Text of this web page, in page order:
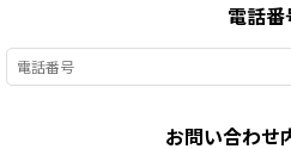
電話番
お問い合わせ